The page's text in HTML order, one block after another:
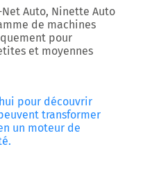
Net Auto, Ninette Auto
de machines
pour
et moyennes
pour découvrir
transformer
un moteur de